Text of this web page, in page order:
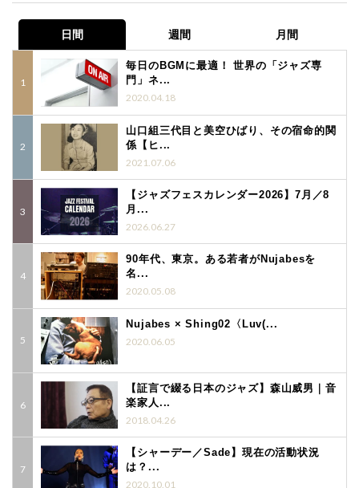
日間 週間 月間
毎日のBGMに最適！ 世界の「ジャズ専
門」ネ...
2020.04.18
山口組三代目と美空ひばり、その宿命的関
係【ヒ...
2021.07.06
【ジャズフェスカレンダー2026】7月／8
月...
2026.06.27
90年代、東京。ある若者がNujabesを
名...
2020.05.08
Nujabes × Shing02〈Luv(...
2020.06.05
【証言で綴る日本のジャズ】森山威男｜音
楽家人...
2018.04.26
【シャーデー／Sade】現在の活動状況
は？...
2020.10.01